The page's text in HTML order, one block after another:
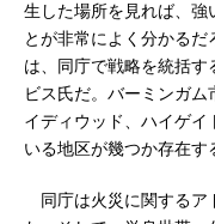
生した場所を見れば、強
とが非常によく分かるだ
は、同庁で戦略を統括す
ビス氏だ。バーミンガ
イディウッド、ハイゲ
いる地区が幾つか存在す
同庁は火災に関するア